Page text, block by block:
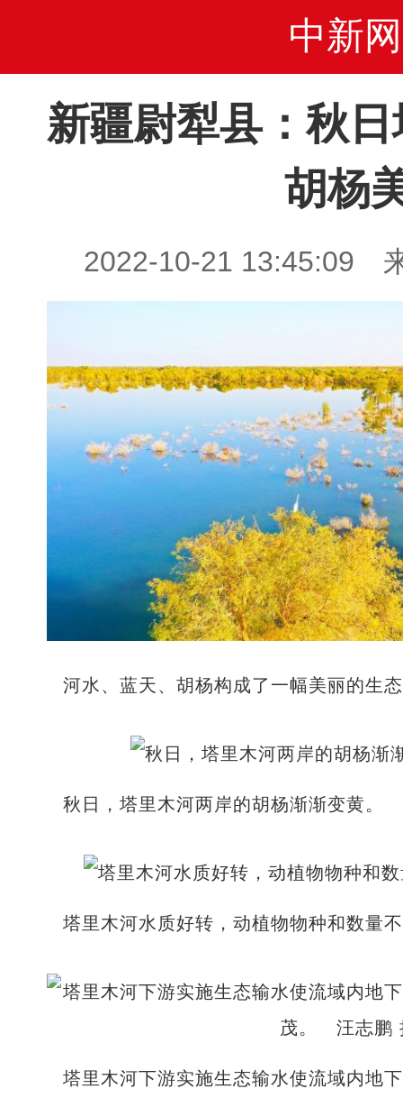
中新网
新疆尉犁县：秋
胡杨
2022-10-21 13:45:09
河水、蓝天、胡杨构成了一幅美丽的
秋日，塔里木河两岸的胡杨渐渐变黄。
塔里木河水质好转，动植物物种和数量
塔里木河下游实施生态输水使流域内地